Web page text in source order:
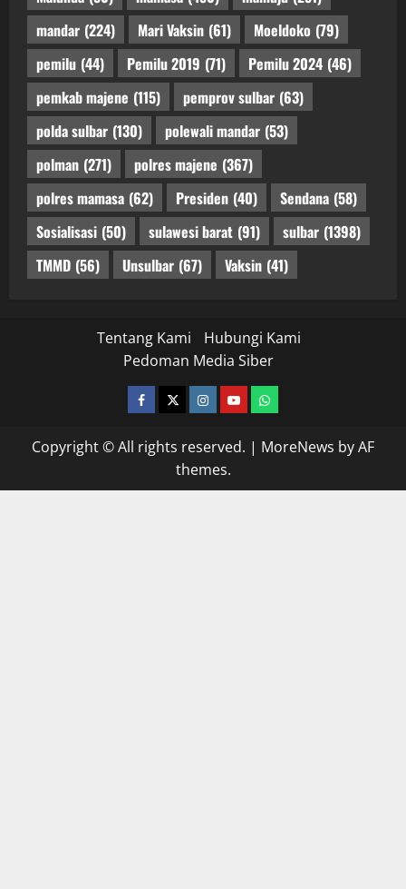
mandar (224) Mari Vaksin (61) Moeldoko (79)
pemilu (44) Pemilu 2019 (71) Pemilu 2024 (46)
pemkab majene (115) pemprov sulbar (63)
polda sulbar (130) polewali mandar (53)
polman (271) polres majene (367)
polres mamasa (62) Presiden (40) Sendana (58)
Sosialisasi (50) sulawesi barat (91) sulbar (1398)
TMMD (56) Unsulbar (67) Vaksin (41)
Tentang Kami
Hubungi Kami
Pedoman Media Siber
facebooktwitterinstagram.com
youtubewhatsapp
Copyright © All rights reserved. | MoreNews by AF
themes.